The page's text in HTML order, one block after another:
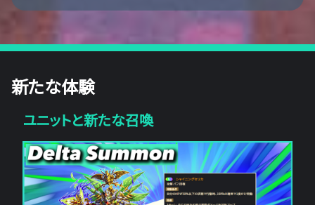
新たな体験
ユニットと新たな召喚